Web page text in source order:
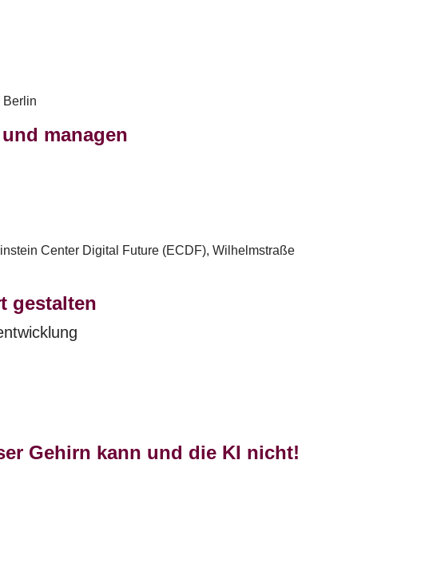
Berlin
managen
Center Digital Future (ECDF), Wilhelmstraße
gestalten
Gehirn kann und die KI nicht!